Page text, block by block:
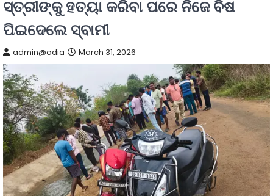
ସ୍ତ୍ରୀଙ୍କୁ ହତ୍ୟା କରିବା ପରେ ନିଜେ ବିଷ
ପିଇଦେଲେ ସ୍ବାମୀ
admin@odia March 31, 2026